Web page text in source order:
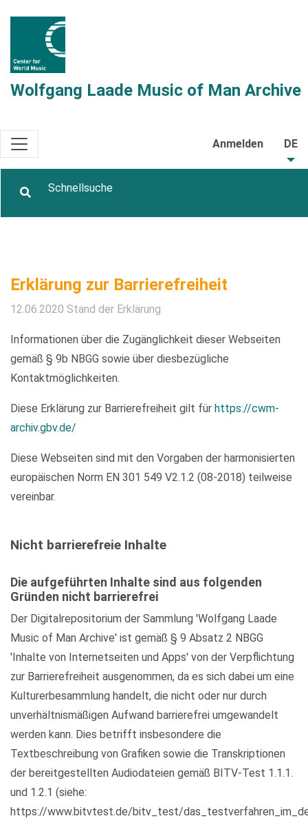
Wolfgang Laade Music of Man Archive
Anmelden DE
Erklärung zur Barrierefreiheit
12.06.2020 Stand der Erklärung
Informationen über die Zugänglichkeit dieser Webseiten
gemäß § 9b NBGG sowie über diesbezügliche
Kontaktmöglichkeiten.
Diese Erklärung zur Barrierefreiheit gilt für https://cwm-
archiv.gbv.de/
Diese Webseiten sind mit den Vorgaben der harmonisierten
europäischen Norm EN 301 549 V2.1.2 (08-2018) teilweise
vereinbar.
Nicht barrierefreie Inhalte
Die aufgeführten Inhalte sind aus folgenden
Gründen nicht barrierefrei
Der Digitalrepositorium der Sammlung 'Wolfgang Laade
Music of Man Archive' ist gemäß § 9 Absatz 2 NBGG
'Inhalte von Internetseiten und Apps' von der Verpflichtung
zur Barrierefreiheit ausgenommen, da es sich dabei um eine
Kulturerbesammlung handelt, die nicht oder nur durch
unverhältnismäßigen Aufwand barrierefrei umgewandelt
werden kann. Dies betrifft insbesondere die
Textbeschreibung von Grafiken sowie die Transkriptionen
der bereitgestellten Audiodateien gemäß BITV-Test 1.1.1.
und 1.2.1 (siehe:
https://www.bitvtest.de/bitv_test/